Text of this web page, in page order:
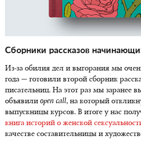
Сборники рассказов
Из-за обилия дел и выгорания мы
года — готовили второй сборник
писательниц. На этот раз мы заранее
объявили open call, на который
выпускницы курсов. В итоге у нас
книга историй о женской
качестве составительницы и